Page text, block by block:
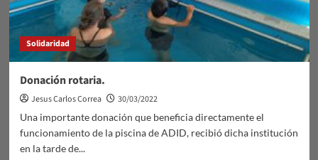
Solidaridad
Donación rotaria.
Jesus Carlos Correa
30/03/2022
Una importante donación que beneficia directamente el
funcionamiento de la piscina de ADID, recibió dicha institución
en la tarde de...